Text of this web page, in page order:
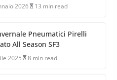
2026 13 min read
Pneumatici Pirelli
All Season SF3
2025 8 min read